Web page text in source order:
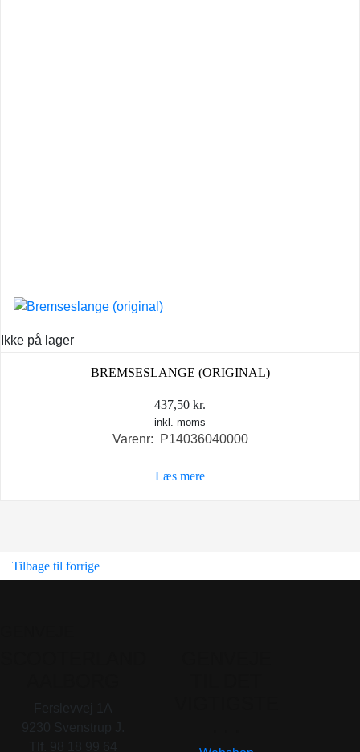
Ikke på lager
BREMSESLANGE (ORIGINAL)
437,50 kr.
inkl. moms
Varenr: P14036040000
Læs mere
Tilbage til forrige